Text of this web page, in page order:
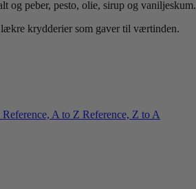
og peber, pesto, olie, sirup og vaniljeskum.
krydderier som gaver til værtinden.
Reference, A to Z Reference, Z to A